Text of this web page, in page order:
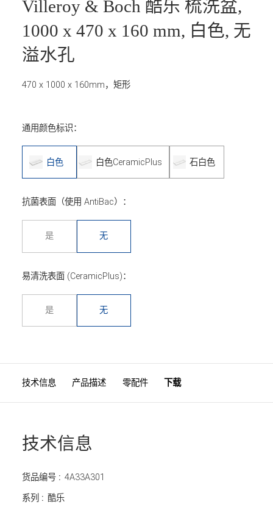
Villeroy & Boch 酷乐 梳洗盆,
1000 x 470 x 160 mm, 白色, 无
溢水孔
470 x 1000 x 160mm，矩形
通用颜色标识：
白色 白色CeramicPlus 石白色
抗菌表面（使用 AntiBac）：
是 无
易清洗表面 (CeramicPlus)：
是 无
技术信息 产品描述 零配件 下载
技术信息
货品编号 : 4A33A301
系列 : 酷乐